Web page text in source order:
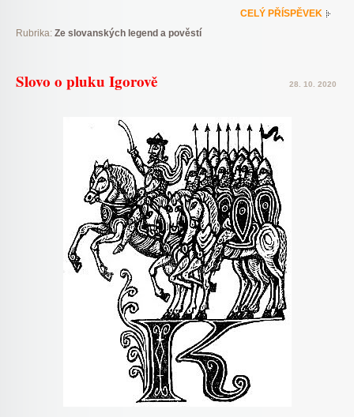
CELÝ PŘÍSPĚVEK
Rubrika: Ze slovanských legend a pověstí
Slovo o pluku Igorově 28. 10. 2020